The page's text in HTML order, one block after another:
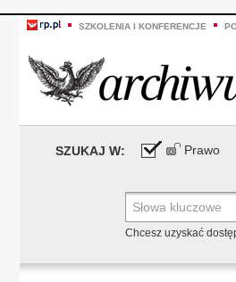
SZKOLENIA I KONFERENCJE
SZUKAJ W: Prawo
Chcesz uzyskać